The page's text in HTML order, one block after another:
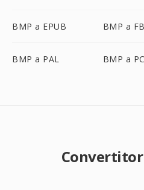
BMP a EPUB BMP a
BMP a PAL BMP a